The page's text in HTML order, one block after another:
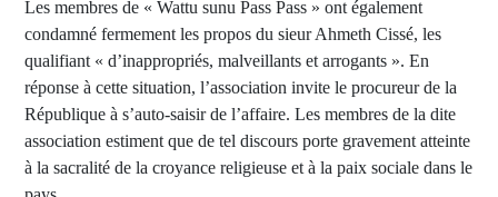
Les membres de « Wattu sunu Pass Pass » ont également
condamné fermement les propos du sieur Ahmeth Cissé, les
qualifiant « d’inappropriés, malveillants et arrogants ». En
réponse à cette situation, l’association invite le procureur de la
République à s’auto-saisir de l’affaire. Les membres de la dite
association estiment que de tel discours porte gravement atteinte
à la sacralité de la croyance religieuse et à la paix sociale dans le